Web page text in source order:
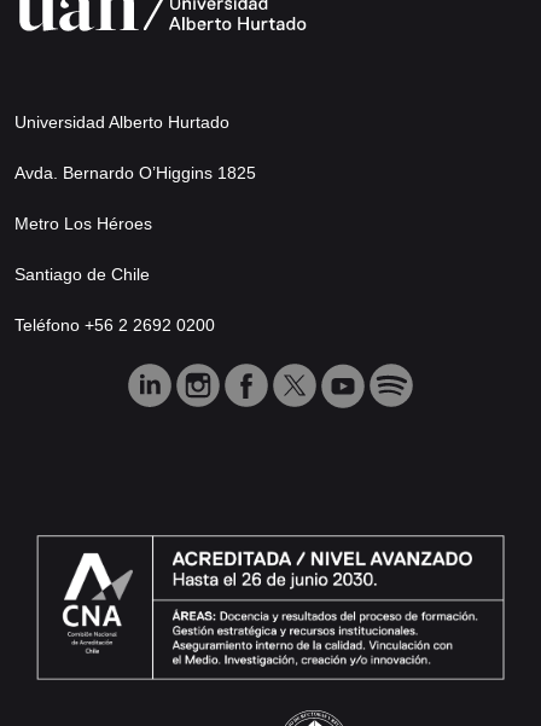
Universidad Alberto Hurtado
Avda. Bernardo O’Higgins 1825
Metro Los Héroes
Santiago de Chile
Teléfono +56 2 2692 0200